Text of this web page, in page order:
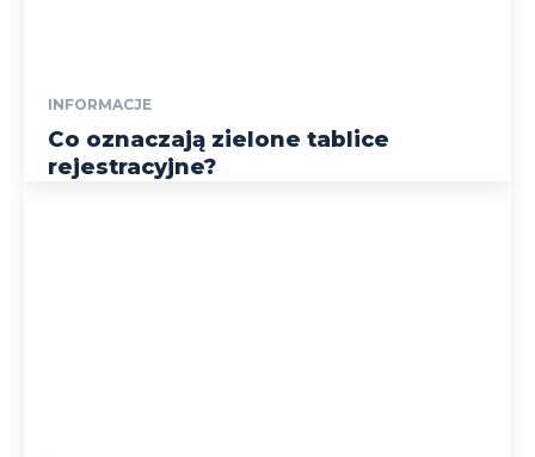
INFORMACJE
Co oznaczają zielone tablice
rejestracyjne?